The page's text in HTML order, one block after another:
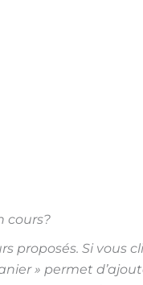
cours?
proposés. Si vous
» permet